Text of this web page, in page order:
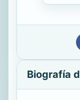
Biografía